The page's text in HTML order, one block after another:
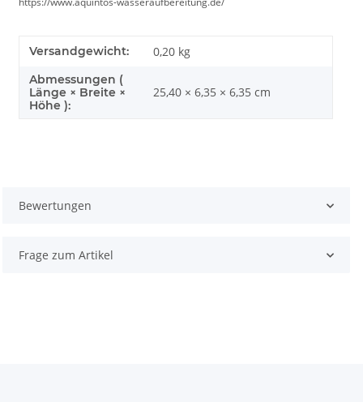
Versandgewicht: 0,20 kg
Abmessungen (
Länge × Breite ×
Höhe ):
25,40 × 6,35 × 6,35 cm
Bewertungen
Frage zum Artikel